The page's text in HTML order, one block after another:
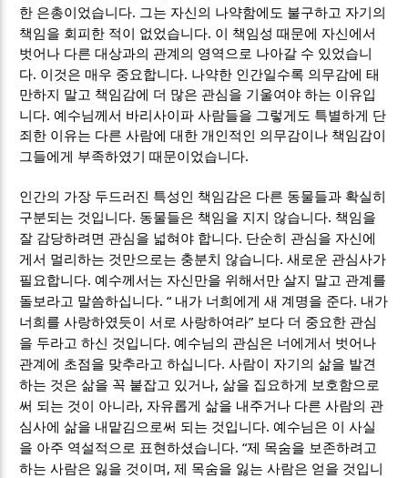
한 은총이었습니다. 그는 자신의 나약함에도 불구하고 자기의
책임을 회피한 적이 없었습니다. 이 책임성 때문에 자신에서
벗어나 다른 대상과의 관계의 영역으로 나아갈 수 있었습니
다. 이것은 매우 중요합니다. 나약한 인간일수록 의무감에 태
만하지 말고 책임감에 더 많은 관심을 기울여야 하는 이유입
니다.예수님께서 바리사이파 사람들을 그렇게도 특별하게 단
죄한 이유는 다른 사람에 대한 개인적인 의무감이나 책임감이
그들에게 부족하였기 때문이었습니다.
인간의 가장 두드러진 특성인 책임감은 다른 동물들과 확실히
구분되는 것입니다. 동물들은 책임을 지지 않습니다. 책임을
잘 감당하려면 관심을 넓혀야 합니다. 단순히 관심을 자신에
게서 멀리하는 것만으로는 충분치 않습니다.새로운 관심사가
필요합니다.예수께서는 자신만을 위해서만 살지 말고 관계를
돌보라고 말씀하십니다. “ 내가 너희에게 새 계명을 준다. 내가
너희를 사랑하였듯이 서로 사랑하여라” 보다 더 중요한 관심
을 두라고 하신 것입니다.예수님의 관심은 너에게서 벗어나
관계에 초점을 맞추라고 하십니다.사람이 자기의 삶을 발견
하는 것은 삶을 꼭 붙잡고 있거나,삶을 집요하게 보호함으로
써 되는 것이 아니라, 자유롭게 삶을 내주거나 다른 사람의 관
심사에 삶을 내맡김으로써 되는 것입니다.예수님은 이 사실
을 아주 역설적으로 표현하셨습니다. “제 목숨을 보존하려고
하는 사람은 잃을 것이며 ,제 목숨을 잃는 사람은 얻을 것입니